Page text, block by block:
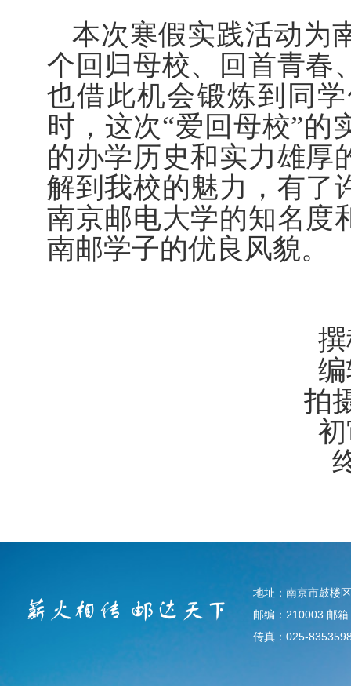
本次寒假实践活动为
个回归母校、回首青春
也借此机会锻炼到同
时，这次“爱回母校”的
的办学历史和实力雄厚
解到我校的魅力，有了
南京邮电大学的知名度
南邮学子的优良风貌。
拍
地址：南京市鼓楼
邮编：210003 邮
传真：025-